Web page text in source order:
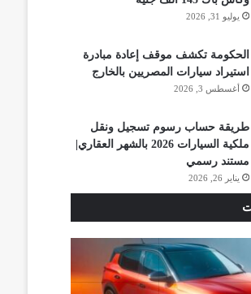
يوليو 31, 2026
الحكومة تكشف موقف إعادة مبادرة
استيراد سيارات المصريين بالخارج
أغسطس 3, 2026
طريقة حساب رسوم تسجيل ونقل
ملكية السيارات 2026 بالشهر العقاري|
مستند رسمي
يناير 26, 2026